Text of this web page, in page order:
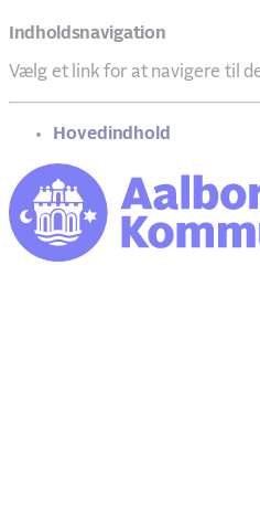
Indholdsnavigation
Vælg et link for at navigere til
gå til
Hovedindhold